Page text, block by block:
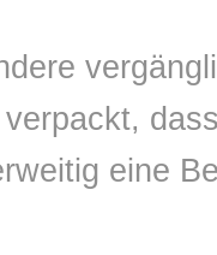
eine